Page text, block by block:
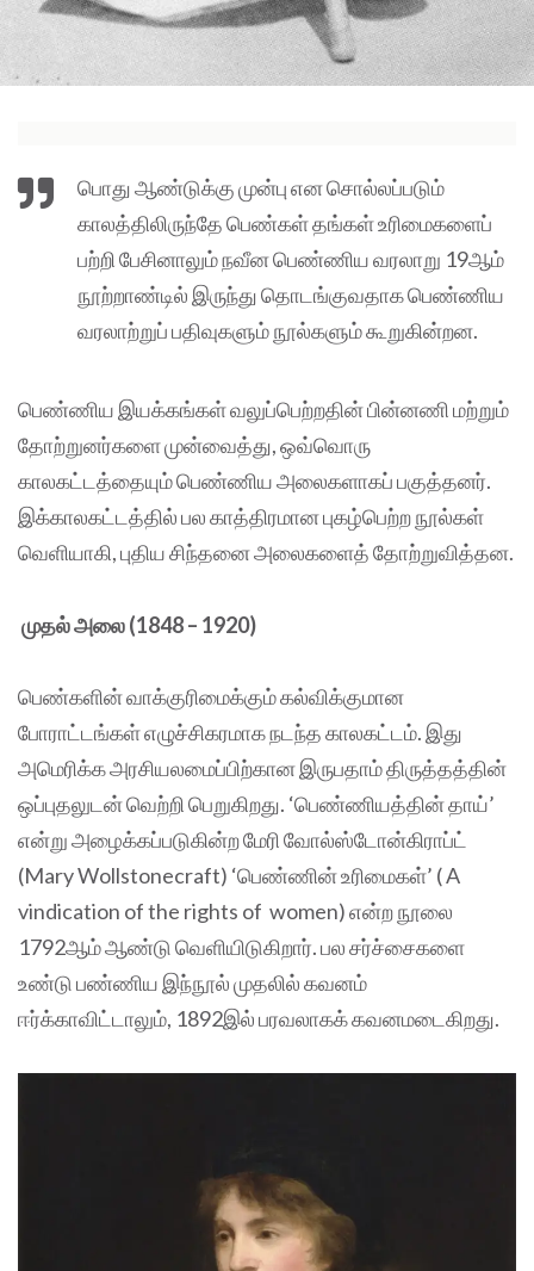
பொது ஆண்டுக்கு முன்பு என சொல்லப்படும்
காலத்திலிருந்தே பெண்கள் தங்கள் உரிமைகளைப்
பற்றி பேசினாலும் நவீன பெண்ணிய வரலாறு 19ஆம்
நூற்றாண்டில் இருந்து தொடங்குவதாக பெண்ணிய
வரலாற்றுப் பதிவுகளும் நூல்களும் கூறுகின்றன.
பெண்ணிய இயக்கங்கள் வலுப்பெற்றதின் பின்னணி மற்றும்
தோற்றுனர்களை முன்வைத்து, ஒவ்வொரு
காலகட்டத்தையும் பெண்ணிய அலைகளாகப் பகுத்தனர்.
இக்காலகட்டத்தில் பல காத்திரமான புகழ்பெற்ற நூல்கள்
வெளியாகி, புதிய சிந்தனை அலைகளைத் தோற்றுவித்தன.
முதல் அலை (1848 – 1920)
பெண்களின் வாக்குரிமைக்கும் கல்விக்குமான
போராட்டங்கள் எழுச்சிகரமாக நடந்த காலகட்டம். இது
அமெரிக்க அரசியலமைப்பிற்கான இருபதாம் திருத்தத்தின்
ஒப்புதலுடன் வெற்றி பெறுகிறது. ‘பெண்ணியத்தின் தாய்’
என்று அழைக்கப்படுகின்ற மேரி வோல்ஸ்டோன்கிராப்ட்
(Mary Wollstonecraft) ‘பெண்ணின் உரிமைகள்’ ( A
vindication of the rights of women) என்ற நூலை
1792ஆம் ஆண்டு வெளியிடுகிறார். பல சர்ச்சைகளை
உண்டு பண்ணிய இந்நூல் முதலில் கவனம்
ஈர்க்காவிட்டாலும், 1892இல் பரவலாகக் கவனமடைகிறது.